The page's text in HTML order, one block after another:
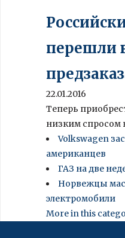
перешли
22.01.2016
Теперь
низким спросом
Volkswagen
американцев
ГАЗ на две
Норвежцы
электромобили
More in this